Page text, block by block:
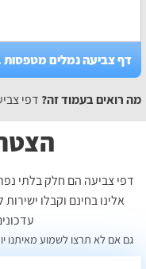
מה רואים בעמוד זה? דפי
דפי צביעה הם חלק בלתי
אלינו בחינם וקבלו
גם אם לא תרצו לשמוע מאיתנו